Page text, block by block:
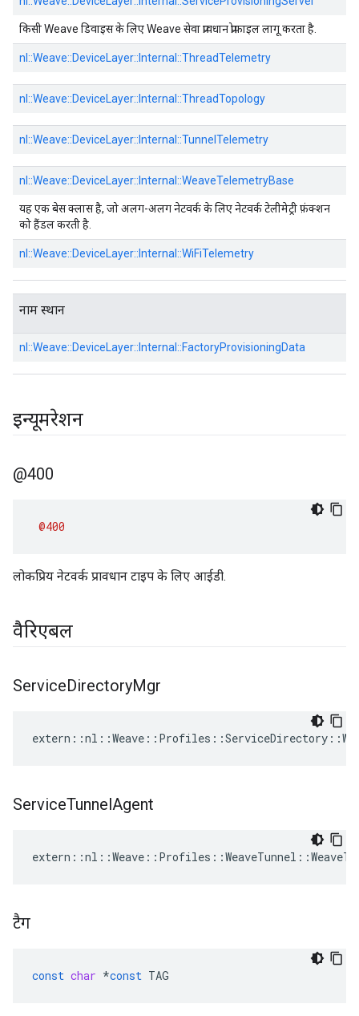
किसी Weave डिवाइस के लिए Weave सेवा प्रावधान प्रोफ़ाइल लागू करता है.
nl::Weave::DeviceLayer:: Internal::ThreadTelemetry
nl::Weave::DeviceLayer:: Internal::ThreadTopology
nl::Weave::DeviceLayer:: Internal::TunnelTelemetry
nl::Weave::DeviceLayer:: Internal::WeaveTelemetryBase
यह एक बेस क्लास है, जो अलग-अलग नेटवर्क के लिए नेटवर्क टेलीमेट्री फ़ंक्शन
को हैंडल करती है.
nl::Weave::DeviceLayer:: Internal::WiFiTelemetry
नाम स्थान
nl::Weave::DeviceLayer:: Internal::FactoryProvisioningData
इन्यूमरेशन
@400
@400
लोकप्रिय नेटवर्क प्रावधान टाइप के लिए आईडी.
वैरिएबल
ServiceDirectoryMgr
ServiceTunnelAgent
टैग
const char *const TAG